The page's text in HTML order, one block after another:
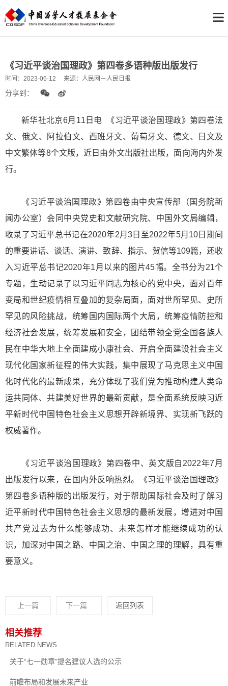
《习近平谈治国理政》第四卷多语种版出版发行
时间： 2023-06-12 来源： 人民网－人民日报
分享到：
新华社北京6月11日电 《习近平谈治国理政》第四卷法
文、俄文、阿拉伯文、西班牙文、葡萄牙文、德文、日文及
中文繁体等8个文版，近日由外文出版社出版，面向海内外发
行。
《习近平谈治国理政》第四卷由中央宣传部（国务院新
闻办公室）会同中央党史和文献研究院、中国外文局编辑，
收录了习近平总书记在2020年2月3日至2022年5月10日期间
的重要讲话、谈话、演讲、致辞、指示、贺信等109篇，还收
入习近平总书记2020年1月以来的图片45幅。全书分为21个
专题，生动记录了以习近平同志为核心的党中央，面对百年
变局和世纪疫情相互叠加的复杂局面，面对世所罕见、史所
罕见的风险挑战，统筹国内国际两个大局，统筹疫情防控和
经济社会发展，统筹发展和安全，团结带领全党全国各族人
民在中华大地上全面建成小康社会、开启全面建设社会主义
现代化国家新征程的伟大实践，集中展现了马克思主义中国
化时代化的最新成果，充分体现了我们党为推动构建人类命
运共同体、共建美好世界的最新贡献，是全面系统反映习近
平新时代中国特色社会主义思想开辟新境界、实现新飞跃的
权威著作。
《习近平谈治国理政》第四卷中、英文版自2022年7月
出版发行以来，在国内外反响热烈。《习近平谈治国理政》
第四卷多语种版的出版发行，对于帮助国际社会及时了解习
近平新时代中国特色社会主义思想的最新发展，增进对中国
共产党过去为什么能够成功、未来怎样才能继续成功的认
识，加深对中国之路、中国之治、中国之理的理解，具有重
要意义。
上一篇 下一篇 返回列表
相关推荐
RELATED NEWS
关于“七一勋章”提名建议人选的公示
前瞻布局和发展未来产业